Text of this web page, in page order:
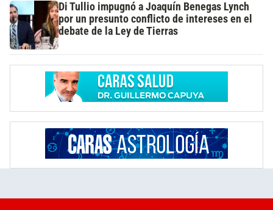
Di Tullio impugnó a Joaquín Benegas Lynch
por un presunto conflicto de intereses en el
debate de la Ley de Tierras